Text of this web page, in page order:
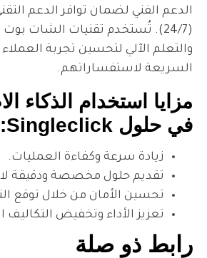
توافر الدعم التقني على مدار الساعة
(24/7). تُستخدم تقنيات الشات بوت (Chatbot) الذكية
تجربة العملاء والاستجابة
الذكاء الاصطناعي
وكفاءة العمليات.
مخصصة ودقيقة لاحتياجات العملاء.
من خلال توقع التهديدات.
وتخفيض التكاليف التشغيلية.